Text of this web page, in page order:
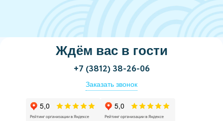
Ждём вас в гости
+7 (3812) 38-26-06
Заказать звонок